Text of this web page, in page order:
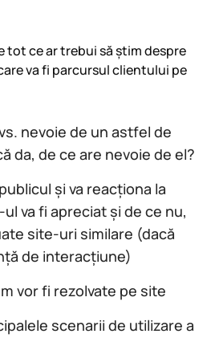
tot ce ar trebui să știm despre
va fi parcursul clientului pe
nevoie de un astfel de
da, de ce are nevoie de el?
și va reacționa la
va fi apreciat și de ce nu,
site-uri similare (dacă
de interacțiune)
vor fi rezolvate pe site
scenarii de utilizare a